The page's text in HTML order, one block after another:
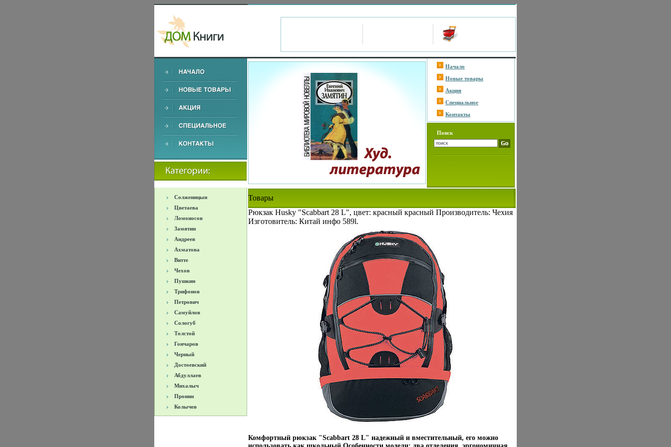
Начало
Новые товары
Акция
Специальное
Контакты
Поиск
Солженицын
Цветаева
Ломоносов
Замятин
Андреев
Ахматова
Витте
Чехов
Пушкин
Трифонов
Петрович
Самуйлов
Сологуб
Толстой
Гончаров
Черный
Достоевский
Абдуллаев
Михалыч
Пронин
Колычев
Товары
Рюкзак Husky "Scabbart 28 L", цвет: красный красный Производитель: Чехия
Изготовитель: Китай инфо 589l.
Комфортный рюкзак "Scabbart 28 L" надежный и вместительный, его можно